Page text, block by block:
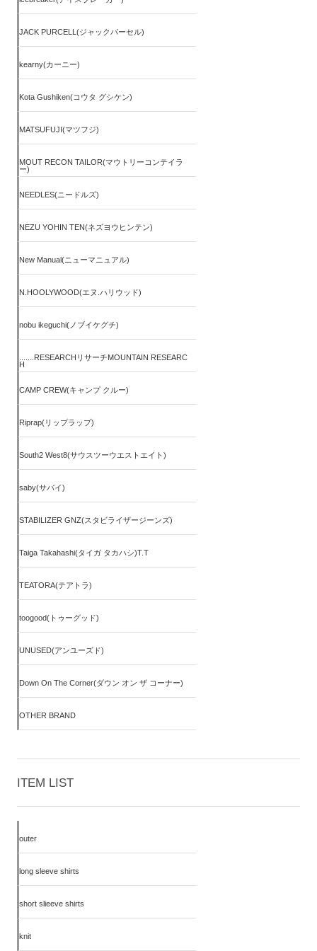
JACK PURCELL(ジャックパーセル)
kearny(カーニー)
Kota Gushiken(コウタ グシケン)
MATSUFUJI(マツフジ)
MOUT RECON TAILOR(マウトリーコンテイラ
ー)
NEEDLES(ニードルズ)
NEZU YOHIN TEN(ネズヨウヒンテン)
New Manual(ニューマニュアル)
N.HOOLYWOOD(エヌ.ハリウッド)
nobu ikeguchi(ノブイケグチ)
.......RESEARCHリサーチMOUNTAIN RESEARC
H
CAMP CREW(キャンプ クルー)
Riprap(リップラップ)
South2 West8(サウスツーウエストエイト)
saby(サバイ)
STABILIZER GNZ(スタビライザージーンズ)
Taiga Takahashi(タイガ タカハシ)T.T
TEATORA(テアトラ)
toogood(トゥーグッド)
UNUSED(アンユーズド)
Down On The Corner(ダウン オン ザ コーナー)
OTHER BRAND
ITEM LIST
outer
long sleeve shirts
short slieeve shirts
knit